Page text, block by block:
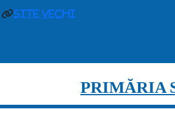
site vechi
PRIMĂRIA